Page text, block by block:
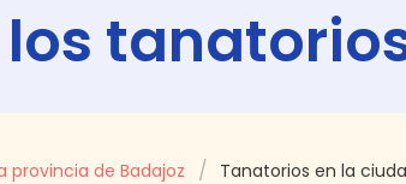
provincia de Badajoz Tanatorios en la